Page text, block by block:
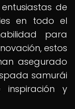
de
en todo el
para
estos
asegurado
samurái
y